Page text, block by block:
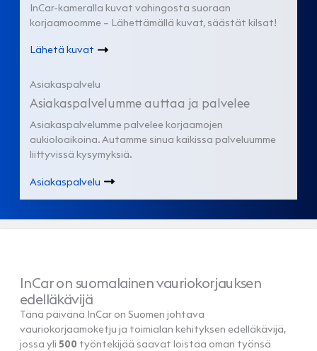
InCar-kameralla kuvat vahingosta suoraan
korjaamoomme – Lähettämällä kuvat, säästät kilsat!
Lähetä kuvat
Asiakaspalvelu
Asiakaspalvelumme auttaa ja palvelee
Asiakaspalvelumme palvelee korjaamojen
aukioloaikoina. Autamme sinua kaikissa palveluumme
liittyvissä kysymyksiä.
Asiakaspalvelu
InCar on suomalainen vauriokorjauksen
edelläkävijä
Tänä päivänä InCar on Suomen johtava
vauriokorjaamoketju ja toimialan kehityksen edelläkävijä,
jossa yli 500 työntekijää saavat loistaa oman työnsä